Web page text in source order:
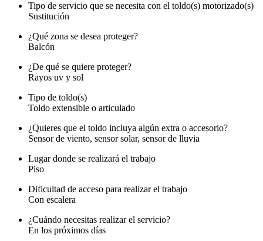
Tipo de servicio que se necesita con el toldo(s) motorizado(s)
Sustitución
¿Qué zona se desea proteger?
Balcón
¿De qué se quiere proteger?
Rayos uv y sol
Tipo de toldo(s)
Toldo extensible o articulado
¿Quieres que el toldo incluya algún extra o accesorio?
Sensor de viento, sensor solar, sensor de lluvia
Lugar donde se realizará el trabajo
Piso
Dificultad de acceso para realizar el trabajo
Con escalera
¿Cuándo necesitas realizar el servicio?
En los próximos días